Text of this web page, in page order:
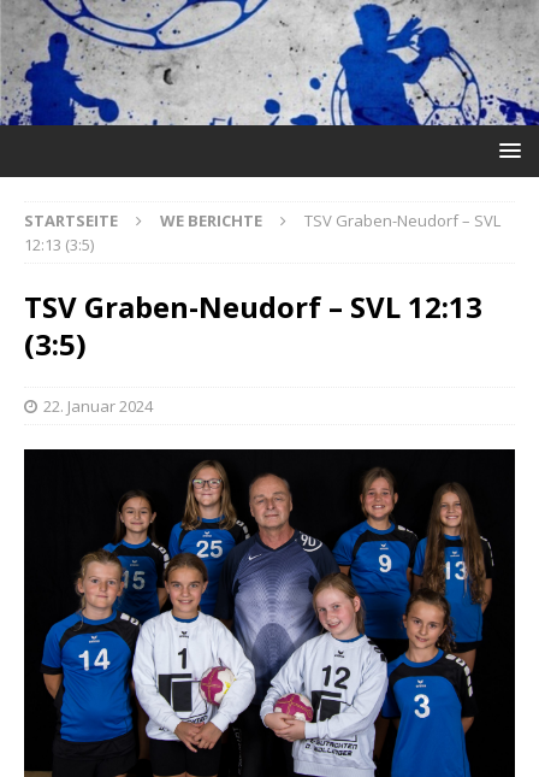
STARTSEITE WE BERICHTE
TSV Graben-Neudorf – SVL
12:13 (3:5)
TSV Graben-Neudorf – SVL 12:13
(3:5)
22. Januar 2024